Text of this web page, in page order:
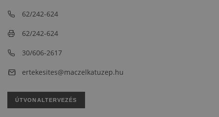
62/242-624
62/242-624
30/606-2617
ertekesites@maczelkatuzep.hu
ÚTVONALTERVEZÉS